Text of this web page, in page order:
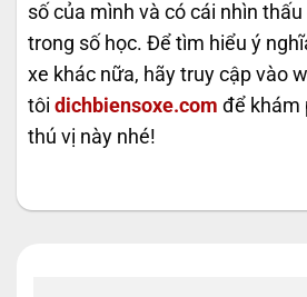
số của mình và có cái nhìn
trong số học. Để tìm hiểu ý
xe khác nữa, hãy truy cập vào
tôi dichbiensoxe.com để khám
thú vị này nhé!